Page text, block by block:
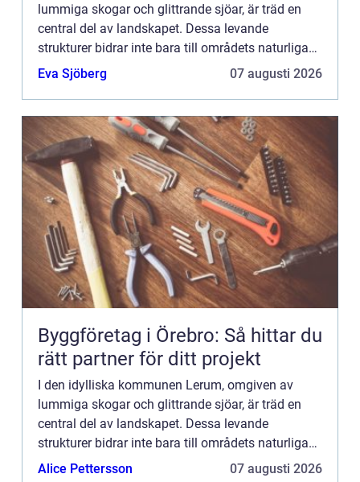
lummiga skogar och glittrande sjöar, är träd en
central del av landskapet. Dessa levande
strukturer bidrar inte bara till områdets naturliga
skönhet utan spelar också en kriti...
Eva Sjöberg 07 augusti 2026
Byggföretag i Örebro: Så hittar du
rätt partner för ditt projekt
I den idylliska kommunen Lerum, omgiven av
lummiga skogar och glittrande sjöar, är träd en
central del av landskapet. Dessa levande
strukturer bidrar inte bara till områdets naturliga
skönhet utan spelar också en kriti...
Alice Pettersson 07 augusti 2026